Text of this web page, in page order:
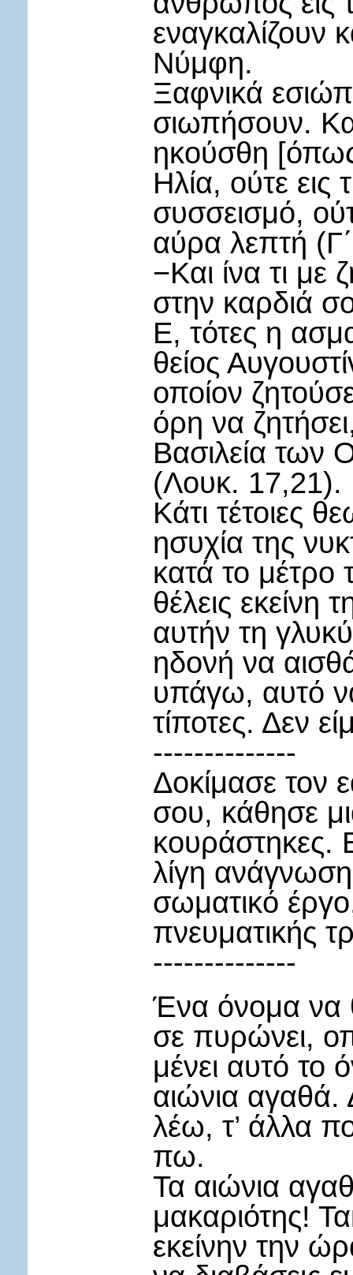
εναγκαλίζουν
Νύμφη.
Ξαφνικά
σιωπήσουν.
ηκούσθη
Ηλία, ούτε εις
συσσεισμό,
αύρα λεπτή
−Και ίνα τι με
στην καρδιά
Ε, τότες η
θείος
οποίον
όρη να
Βασιλεία των
(Λουκ. 17,21).
Κάτι τέτοιες
ησυχία της
κατά το μέτρο
θέλεις
αυτήν τη
ηδονή να
υπάγω, αυτό
τίποτες. Δεν
--------------
Δοκίμασε τον
σου, κάθησε
κουράστηκες.
λίγη
σωματικό
πνευματικής
--------------
Ένα όνομα να
σε πυρώνει,
μένει αυτό
αιώνια
λέω, τ’ άλλα
πω.
Τα αιώνια
μακαριότης!
εκείνην την